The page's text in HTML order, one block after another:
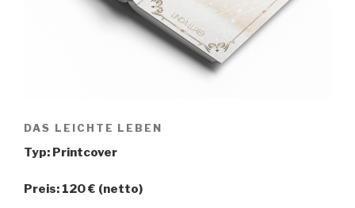
DAS LEICHTE LEBEN
Typ: Printcover
Preis: 120 € (netto)